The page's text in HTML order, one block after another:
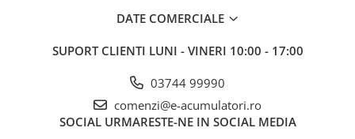
Solutii solare portabile
Invertoare
DATE COMERCIALE
SUPORT CLIENTI LUNI - VINERI 10:00 - 17:00
03744 99990
comenzi@e-acumulatori.ro
SOCIAL URMARESTE-NE IN SOCIAL MEDIA